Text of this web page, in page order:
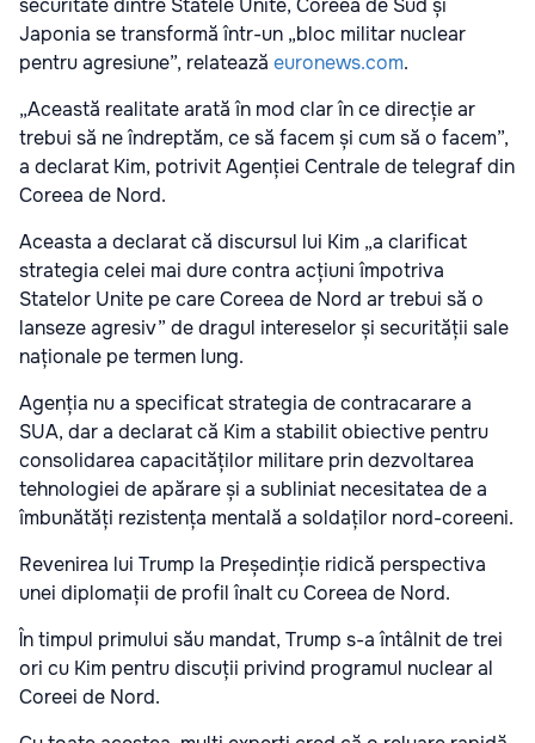
securitate dintre Statele Unite, Coreea de Sud și
Japonia se transformă într-un „bloc militar nuclear
pentru agresiune”, relatează euronews.com.
„Această realitate arată în mod clar în ce direcție ar
trebui să ne îndreptăm, ce să facem și cum să o facem”,
a declarat Kim, potrivit Agenției Centrale de telegraf din
Coreea de Nord.
Aceasta a declarat că discursul lui Kim „a clarificat
strategia celei mai dure contra acțiuni împotriva
Statelor Unite pe care Coreea de Nord ar trebui să o
lanseze agresiv” de dragul intereselor și securității sale
naționale pe termen lung.
Agenția nu a specificat strategia de contracarare a
SUA, dar a declarat că Kim a stabilit obiective pentru
consolidarea capacităților militare prin dezvoltarea
tehnologiei de apărare și a subliniat necesitatea de a
îmbunătăți rezistența mentală a soldaților nord-coreeni.
Revenirea lui Trump la Președinție ridică perspectiva
unei diplomații de profil înalt cu Coreea de Nord.
În timpul primului său mandat, Trump s-a întâlnit de trei
ori cu Kim pentru discuții privind programul nuclear al
Coreei de Nord.